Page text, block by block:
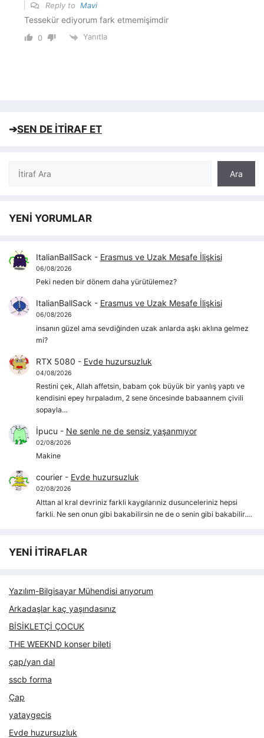
Reply to Mavi
Tessekür ediyorum fark etmemişimdir
0 Yanıtla
➔SEN DE İTİRAF ET
Ara
Ara
YENİ YORUMLAR
ItalianBallSack - Erasmus ve Uzak Mesafe İlişkisi
06/08/2026
Peki neden bir dönem daha yürütülemez?
ItalianBallSack - Erasmus ve Uzak Mesafe İlişkisi
06/08/2026
insanın güzel ama sevdiğinden uzak anlarda aşkı aklına gelmez
mi?
RTX 5080 - Evde huzursuzluk
04/08/2026
Restini çek, Allah affetsin, babam çok büyük bir yanlış yaptı ve
kendisini epey hırpaladım, 2 sene öncesinde babaannem çivili
sopayla…
İpucu - Ne senle ne de sensiz yaşanmıyor
02/08/2026
Makine
courier- Evde huzursuzluk
02/08/2026
Alttan al kral devriniz farkli kaygılarıniz dusunceleriniz hepsi
farkli. Ne sen onun gibi bakabilirsin ne de o senin gibi bakabilir.…
YENİ İTİRAFLAR
Yazılım-Bilgisayar Mühendisi arıyorum
Arkadaşlar kaç yaşındasınız
BİSİKLETÇİ ÇOCUK
THE WEEKND konser bileti
çap/yan dal
sscb forma
Çap
yataygecis
Evde huzursuzluk